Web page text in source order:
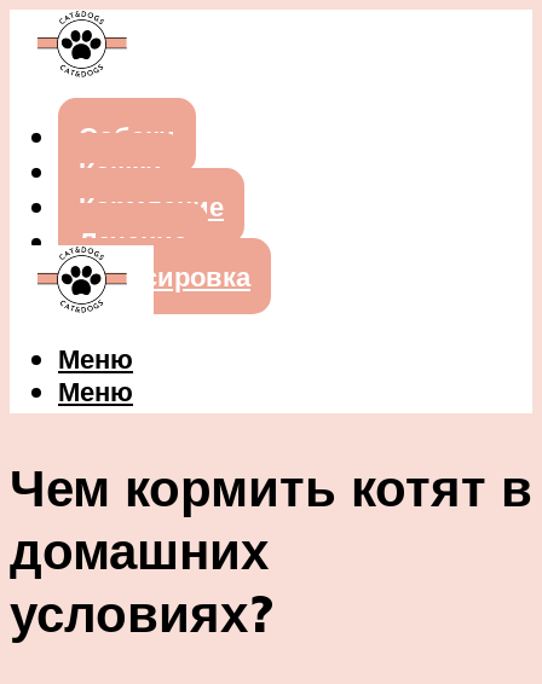
Собаки
Кошки
Кормление
Лечение
Дрессировка
Меню
Меню
Чем кормить котят в
домашних
условиях?